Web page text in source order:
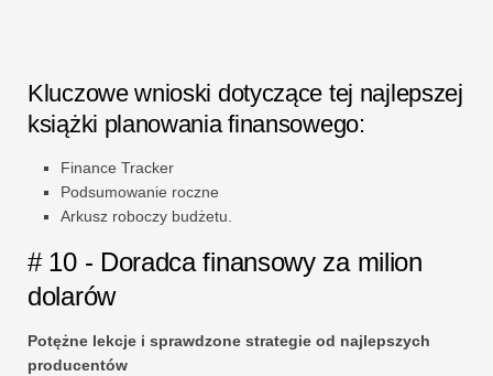
Kluczowe wnioski dotyczące tej najlepszej
książki planowania finansowego:
Finance Tracker
Podsumowanie roczne
Arkusz roboczy budżetu.
# 10 - Doradca finansowy za milion
dolarów
Potężne lekcje i sprawdzone strategie od najlepszych
producentów